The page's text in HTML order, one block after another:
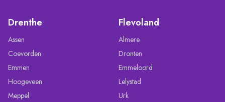
Drenthe
Assen
Coevorden
Emmen
Hoogeveen
Meppel
Flevoland
Almere
Dronten
Emmeloord
Lelystad
Urk